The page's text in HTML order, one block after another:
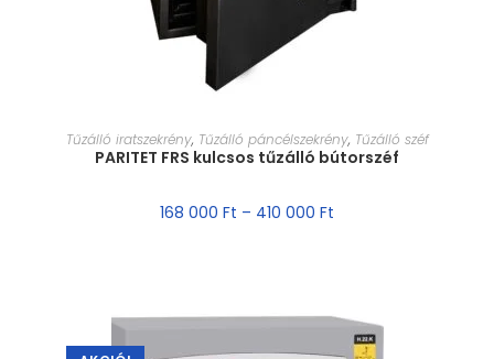
MÉRET VÁLASZTÁSA
Tűzálló iratszekrény, Tűzálló páncélszekrény, Tűzálló széf
PARITET FRS kulcsos tűzálló bútorszéf
168 000 Ft – 410 000 Ft